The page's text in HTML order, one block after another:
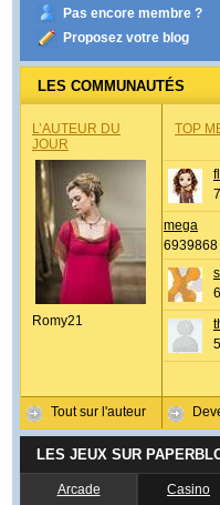
Pas encore membre ?
Proposez votre blog
LES COMMUNAUTÉS
L’AUTEUR DU
JOUR
Romy21
Tout sur l'auteur
TOP
mega
6939868
LES JEUX SUR
Arcade Casino